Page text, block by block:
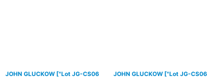
JOHN GLUCKOW ["Lot JG-CS06
JOHN GLUCKOW ["Lot JG-CS06